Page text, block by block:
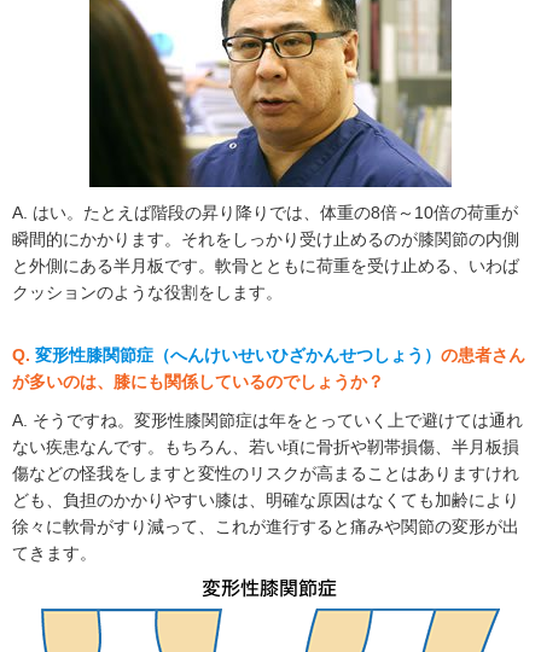
A. はい。たとえば階段の昇り降りでは、体重の8倍～10倍の荷重が
瞬間的にかかります。それをしっかり受け止めるのが膝関節の内側
と外側にある半月板です。軟骨とともに荷重を受け止める、いわば
クッションのような役割をします。
Q. 変形性膝関節症（へんけいせいひざかんせつしょう） の患者さん
が多いのは、膝にも関係しているのでしょうか？
A. そうですね。変形性膝関節症は年をとっていく上で避けては通れ
ない疾患なんです。もちろん、若い頃に骨折や靭帯損傷、半月板損
傷などの怪我をしますと変性のリスクが高まることはありますけれ
ども、負担のかかりやすい膝は、明確な原因はなくても加齢により
徐々に軟骨がすり減って、これが進行すると痛みや関節の変形が出
てきます。